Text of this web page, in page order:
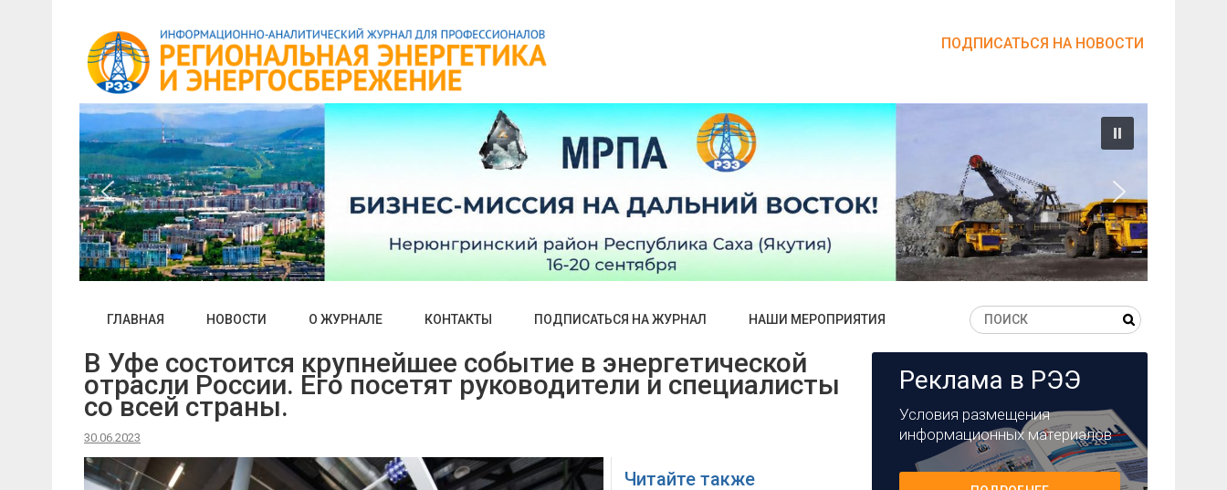
ПОДПИСАТЬСЯ НА НОВОСТИ
ГЛАВНАЯ НОВОСТИ О ЖУРНАЛЕ КОНТАКТЫ ПОДПИСАТЬСЯ НА ЖУРНАЛ НАШИ МЕРОПРИЯТИЯ
В Уфе состоится крупнейшее событие в энергетической
отрасли России. Его посетят руководители и специалисты
со всей страны.
30.06.2023
Читайте также
Реклама в РЭЭ
Условия размещения
информационных материалов